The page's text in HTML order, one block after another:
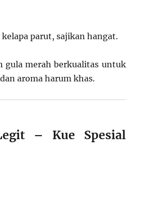
parut, sajikan hangat.
gula merah berkualitas untuk
aroma harum khas.
– Kue Spesial